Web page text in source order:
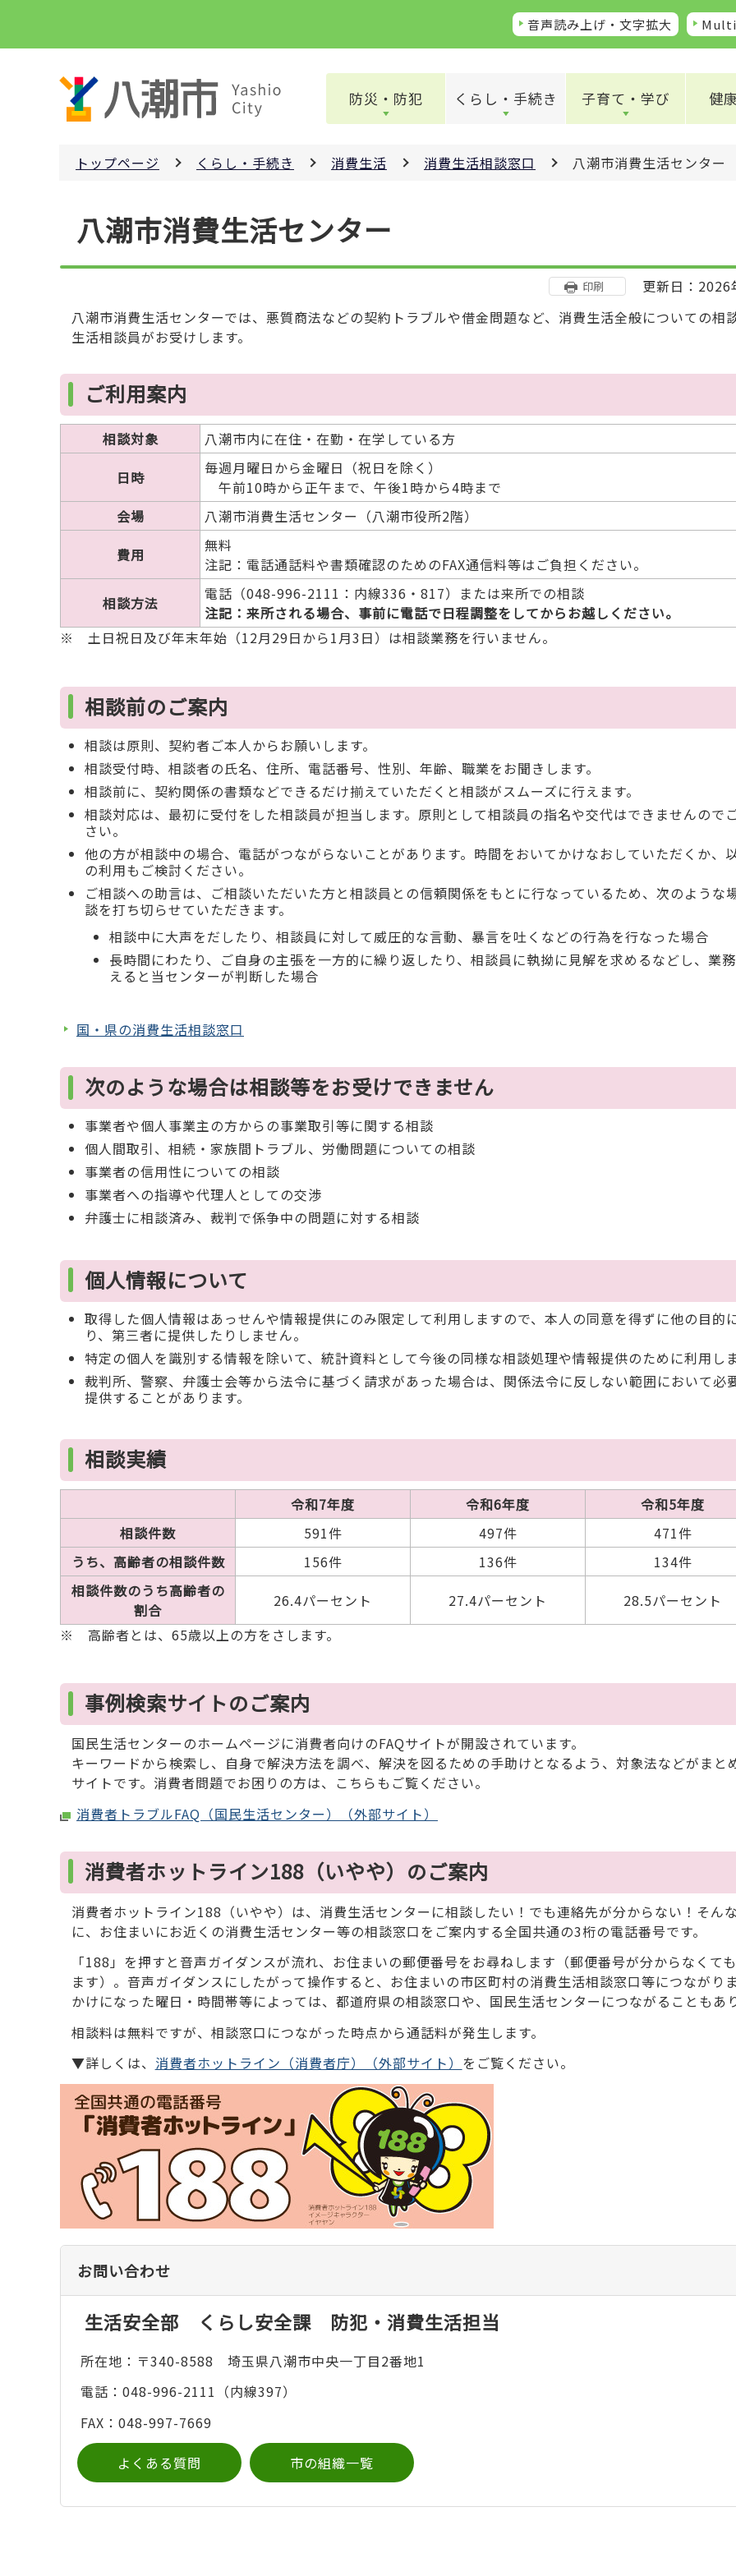
ペ
音声読み上げ・文字拡大
防災・防犯 くらし・手続き 子育て・学び 健
トップページ くらし・手続き 消費生活 消費生活相談窓口 八潮市消費生活センター
八潮市消費生活センター
印刷
更新日：
八潮市消費生活センターでは、悪質商法などの契約トラブルや借金問題など、消費生活全般についての相
生活相談員がお受けします。
ご利用案内
相談対象
八潮市内に在住・在勤・在学している方
日時
毎週月曜日から金曜日（祝日を除く）
午前10時から正午まで、午後1時から4時まで
会場
八潮市消費生活センター（八潮市役所2階）
費用
無料
注記：電話通話料や書類確認のためのFAX通信料等はご負担ください。
相談方法
電話（048-996-2111：内線336・817）または来所での相談
注記：来所される場合、事前に電話で日程調整をしてからお越しください。
※ 土日祝日及び年末年始（12月29日から1月3日）は相談業務を行いません。
相談前のご案内
相談は原則、契約者ご本人からお願いします。
相談受付時、相談者の氏名、住所、電話番号、性別、年齢、職業をお聞きします。
相談前に、契約関係の書類などできるだけ揃えていただくと相談がスムーズに行えます。
相談対応は、最初に受付をした相談員が担当します。原則として相談員の指名や交代はできませんので
さい。
他の方が相談中の場合、電話がつながらないことがあります。時間をおいてかけなおしていただくか、
の利用もご検討ください。
ご相談への助言は、ご相談いただいた方と相談員との信頼関係をもとに行なっているため、次のような
談を打ち切らせていただきます。
相談中に大声をだしたり、相談員に対して威圧的な言動、暴言を吐くなどの行為を行なった場合
長時間にわたり、ご自身の主張を一方的に繰り返したり、相談員に執拗に見解を求めるなどし、業
えると当センターが判断した場合
国・県の消費生活相談窓口
次のような場合は相談等をお受けできません
事業者や個人事業主の方からの事業取引等に関する相談
個人間取引、相続・家族間トラブル、労働問題についての相談
事業者の信用性についての相談
事業者への指導や代理人としての交渉
弁護士に相談済み、裁判で係争中の問題に対する相談
個人情報について
取得した個人情報はあっせんや情報提供にのみ限定して利用しますので、本人の同意を得ずに他の目的
り、第三者に提供したりしません。
特定の個人を識別する情報を除いて、統計資料として今後の同様な相談処理や情報提供のために利用し
裁判所、警察、弁護士会等から法令に基づく請求があった場合は、関係法令に反しない範囲において必
提供することがあります。
相談実績
令和7年度 令和6年度
令和5年度
相談件数
591件 497件
471件
うち、高齢者の相談件数
156件 136件
134件
相談件数のうち高齢者の
割合
26.4パーセント 27.4パーセント
28.5パーセント
※ 高齢者とは、65歳以上の方をさします。
事例検索サイトのご案内
国民生活センターのホームページに消費者向けのFAQサイトが開設されています。
キーワードから検索し、自身で解決方法を調べ、解決を図るための手助けとなるよう、対象法などがまと
サイトです。消費者問題でお困りの方は、こちらもご覧ください。
消費者トラブルFAQ（国民生活センター）（外部サイト）
消費者ホットライン188（いやや）のご案内
消費者ホットライン188（いやや）は、消費生活センターに相談したい！でも連絡先が分からない！そん
に、お住まいにお近くの消費生活センター等の相談窓口をご案内する全国共通の3桁の電話番号です。
「188」を押すと音声ガイダンスが流れ、お住まいの郵便番号をお尋ねします（郵便番号が分からなくて
ます）。音声ガイダンスにしたがって操作すると、お住まいの市区町村の消費生活相談窓口等につながり
かけになった曜日・時間帯等によっては、都道府県の相談窓口や、国民生活センターにつながることもあ
相談料は無料ですが、相談窓口につながった時点から通話料が発生します。
▼詳しくは、 消費者ホットライン（消費者庁）（外部サイト） をご覧ください。
お問い合わせ
生活安全部 くらし安全課 防犯・消費生活担当
所在地：〒340-8588 埼玉県八潮市中央一丁目2番地1
電話：048-996-2111（内線397）
FAX：048-997-7669
よくある質問 市の組織一覧